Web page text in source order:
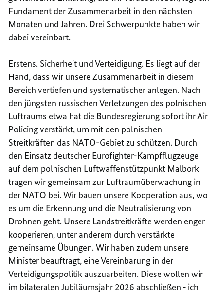
Fundament der Zusammenarbeit in den nächsten
Monaten und Jahren. Drei Schwerpunkte haben wir
dabei vereinbart.
Erstens. Sicherheit und Verteidigung. Es liegt auf der
Hand, dass wir unsere Zusammenarbeit in diesem
Bereich vertiefen und systematischer anlegen. Nach
den jüngsten russischen Verletzungen des polnischen
Luftraums etwa hat die Bundesregierung sofort ihr Air
Policing verstärkt, um mit den polnischen
Streitkräften das NATO-Gebiet zu schützen. Durch
den Einsatz deutscher Eurofighter-Kampfflugzeuge
auf dem polnischen Luftwaffenstützpunkt Malbork
tragen wir gemeinsam zur Luftraumüberwachung in
der NATO bei. Wir bauen unsere Kooperation aus, wo
es um die Erkennung und die Neutralisierung von
Drohnen geht. Unsere Landstreitkräfte werden enger
kooperieren, unter anderem durch verstärkte
gemeinsame Übungen. Wir haben zudem unsere
Minister beauftragt, eine Vereinbarung in der
Verteidigungspolitik auszuarbeiten. Diese wollen wir
im bilateralen Jubiläumsjahr 2026 abschließen ‑ ich